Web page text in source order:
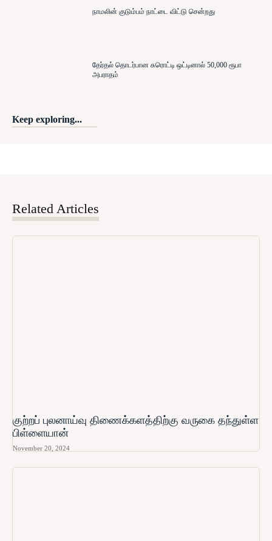
நாமலின் குடும்பம் நாட்டை விட்டு சென்றது
தேர்தல் தொடர்பான சுரொட்டி ஒட்டினால் 50,000 ரூபா
அபராதம்
Keep exploring...
Related Articles
குற்றப் புலனாய்வு திணைக்களத்திற்கு வருகை தந்துள்ள
பிள்ளையான்
November 20, 2024